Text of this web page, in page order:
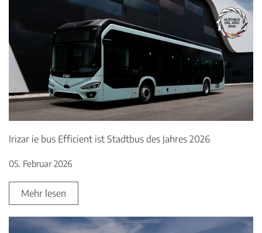
Irizar ie bus Efficient ist Stadtbus des Jahres 2026
05. Februar 2026
Mehr lesen